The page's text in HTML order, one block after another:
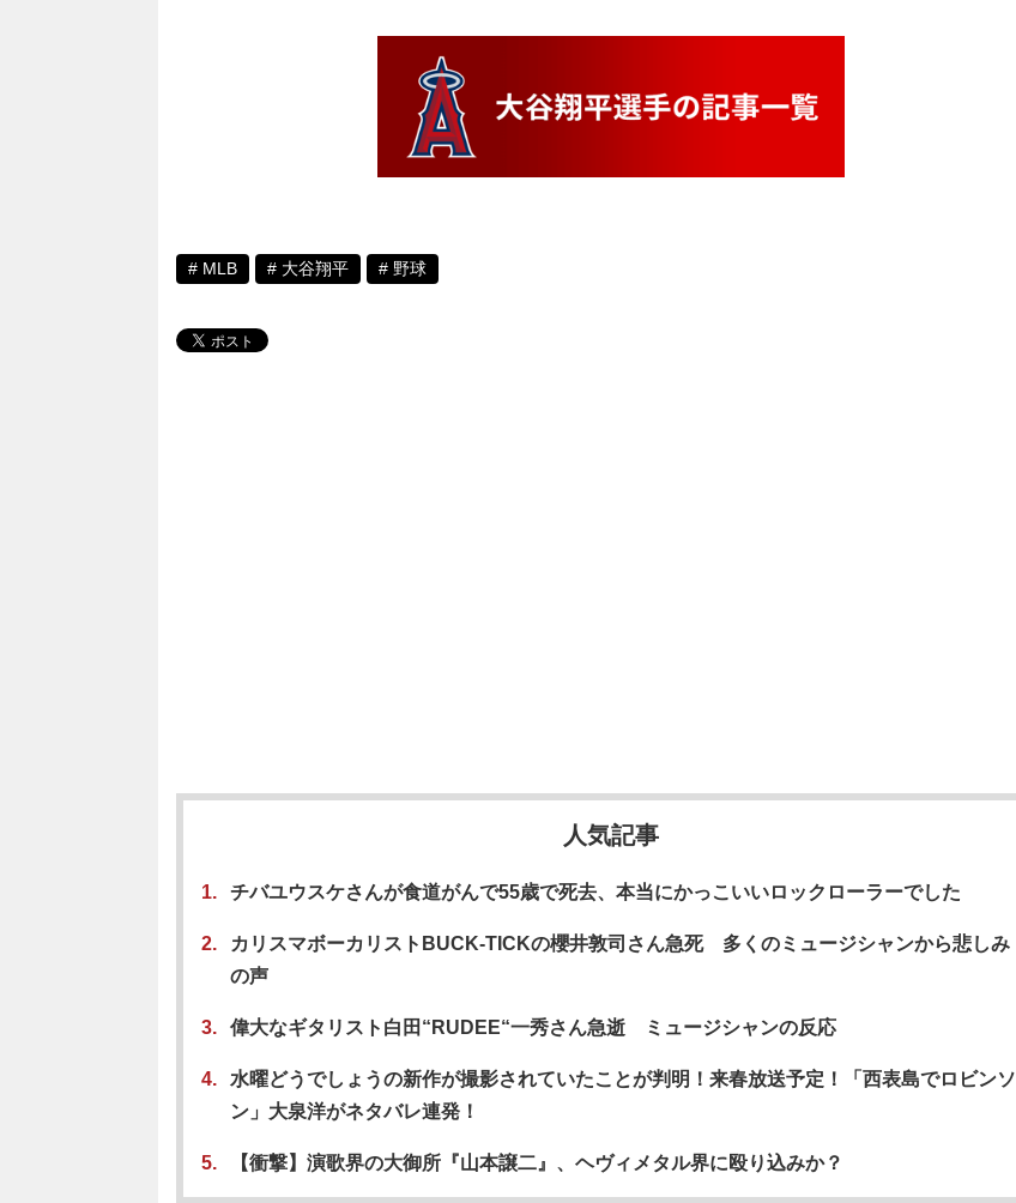
MLB 大谷翔平 野球
人気記事
チバユウスケさんが食道がんで55歳で死去、本当にかっこいいロックローラーでした
カリスマボーカリストBUCK-TICKの櫻井敦司さん急死 多くのミュージシャンから悲しみ
の声
偉大なギタリスト白田“RUDEE“一秀さん急逝 ミュージシャンの反応
水曜どうでしょうの新作が撮影されていたことが判明！来春放送予定！「西表島でロビンソ
ン」大泉洋がネタバレ連発！
【衝撃】演歌界の大御所『山本譲二』、ヘヴィメタル界に殴り込みか？